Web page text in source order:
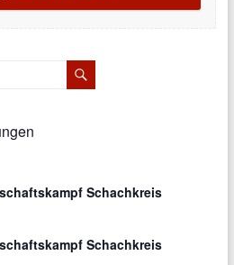
Schachkreis
Schachkreis